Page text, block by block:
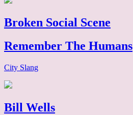
Broken Social Scene
Remember The Humans
City Slang
Bill Wells